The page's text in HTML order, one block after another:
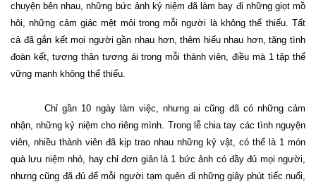
chuyện bên nhau, những bức ảnh kỷ niệm đã làm bay đi những giọt mồ
hôi, những cảm giác mệt mỏi trong mỗi người là không thể thiếu. Tất
cả đã gắn kết mọi người gần nhau hơn, thêm hiểu nhau hơn, tăng tình
đoàn kết, tương thân tương ái trong mỗi thành viên, điều mà 1 tập thể
vững mạnh không thể thiếu.
Chỉ gần 10 ngày làm việc, nhưng ai cũng đã có những cảm
nhận, những kỷ niệm cho riêng mình. Trong lễ chia tay các tình nguyện
viên, nhiều thành viên đã kịp trao nhau những kỷ vật, có thể là 1 món
quà lưu niệm nhỏ, hay chỉ đơn giản là 1 bức ảnh có đầy đủ mọi người,
nhưng cũng đã đủ để mỗi người tạm quên đi những giây phút tiếc nuối,